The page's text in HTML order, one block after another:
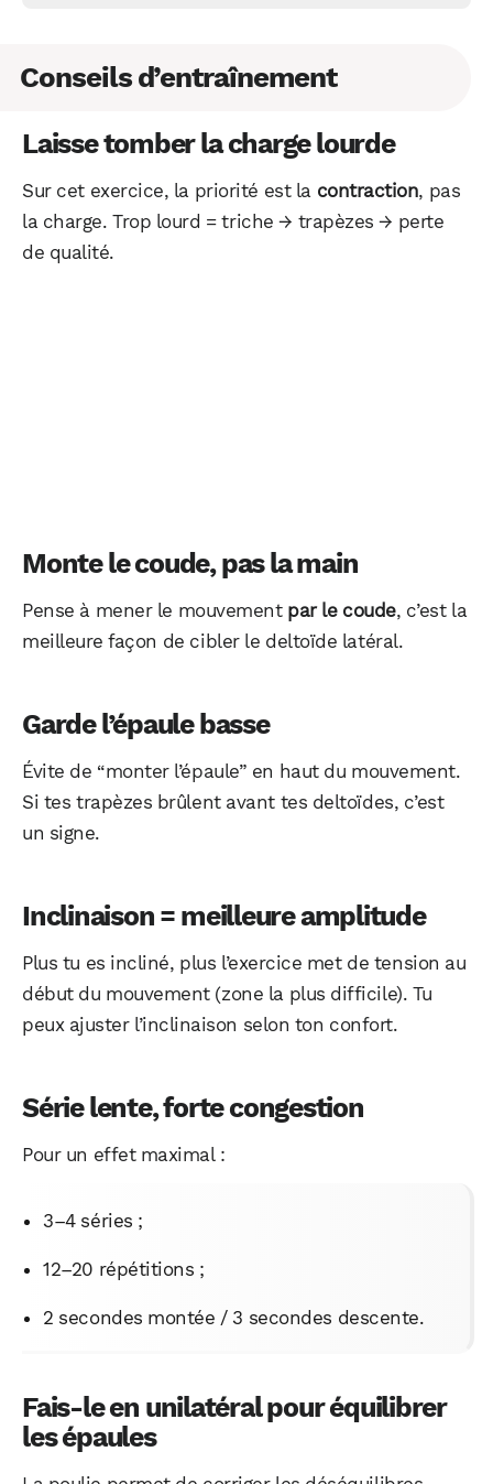
Conseils d’entraînement
Laisse tomber la charge lourde
Sur cet exercice, la priorité est la contraction, pas
la charge. Trop lourd = triche → trapèzes → perte
de qualité.
Monte le coude, pas la main
Pense à mener le mouvement par le coude, c’est la
meilleure façon de cibler le deltoïde latéral.
Garde l’épaule basse
Évite de “monter l’épaule” en haut du mouvement.
Si tes trapèzes brûlent avant tes deltoïdes, c’est
un signe.
Inclinaison = meilleure amplitude
Plus tu es incliné, plus l’exercice met de tension au
début du mouvement (zone la plus difficile). Tu
peux ajuster l’inclinaison selon ton confort.
Série lente, forte congestion
Pour un effet maximal :
3–4 séries ;
12–20 répétitions ;
2 secondes montée / 3 secondes descente.
Fais-le en unilatéral pour équilibrer
les épaules
WhatsApp